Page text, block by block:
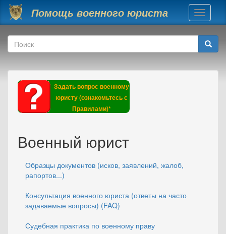
Перейти к основному содержанию
Помощь военного юриста
Toggle
Форма поиска
Поиск
Задать вопрос военному
юристу (ознакомьтесь с
Правилами)*
Военный юрист
Образцы документов (исков, заявлений, жалоб,
рапортов...)
Консультация военного юриста (ответы на часто
задаваемые вопросы) (FAQ)
Судебная практика по военному праву